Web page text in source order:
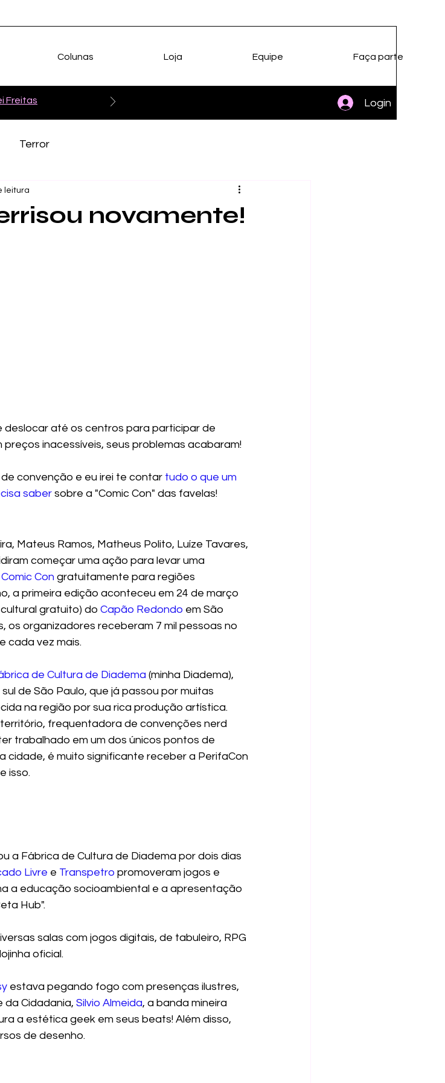
Freitas Login
Colunas Loja Equipe Faça parte
Terror
novamente!
leitura
deslocar até os centros para participar de
inacessíveis, seus problemas acabaram!
convenção e eu irei te contar tudo o que um
saber sobre a "Comic Con" das favelas!
Mateus Ramos, Matheus Polito, Luíze Tavares,
começar uma ação para levar uma
Comic Con gratuitamente para regiões
a primeira edição aconteceu em 24 de março
gratuito) do Capão Redondo em São
os organizadores receberam 7 mil pessoas no
cada vez mais.
de Cultura de Diadema (minha Diadema),
de São Paulo, que já passou por muitas
na região por sua rica produção artística.
frequentadora de convenções nerd
trabalhado em um dos únicos pontos de
cidade, é muito significante receber a PerifaCon
isso.
a Fábrica de Cultura de Diadema por dois dias
Livre e Transpetro promoveram jogos e
a educação socioambiental e a apresentação
Hub".
salas com jogos digitais, de tabuleiro, RPG
oficial.
estava pegando fogo com presenças ilustres,
da Cidadania, Silvio Almeida, a banda mineira
a estética geek em seus beats! Além disso,
de desenho.